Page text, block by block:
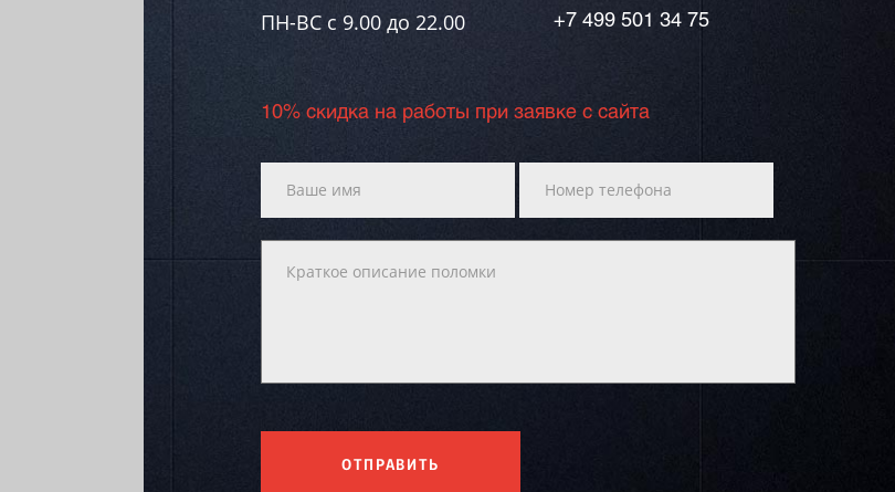
ПН-ВC c 9.00 до 22.00 +7 499 501 34 75
10% скидка на работы при заявке с сайта
ОТПРАВИТЬ